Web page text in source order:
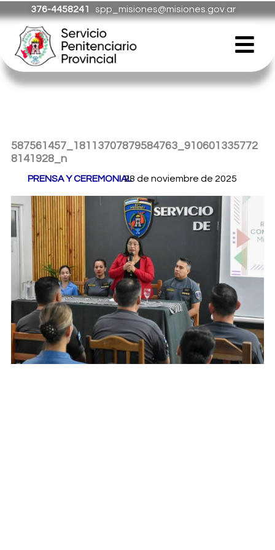
al
contenido
376-4458241 spp_misiones@misiones.gov.ar
587561457_18113707879584763_910601335772
8141928_n
PRENSA Y CEREMONIAL/
28 de noviembre de 2025